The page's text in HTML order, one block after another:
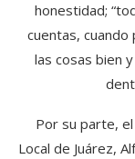
honestidad;
cuentas, cuando
las cosas bien
Por su parte,
Local de Juárez,